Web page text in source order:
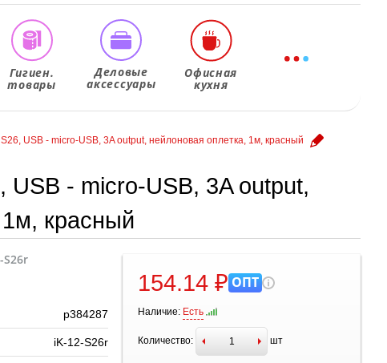
Гигиен.
товары
Деловые
аксессуары
Офисная
кухня
USB - micro-USB, 3A output, нейлоновая оплетка, 1м, красный
USB - micro-USB, 3A output,
красный
S26r
р384287
iK-12-S26r
154.14 ₽ ОПТ
Наличие: Есть
Количество: шт